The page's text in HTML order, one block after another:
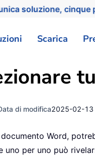
soluzione, cinque
Scarica
di modifica2025-02-13
Word,
uno per uno può